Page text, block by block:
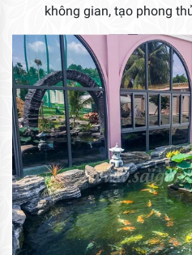
không gian, tạo phong